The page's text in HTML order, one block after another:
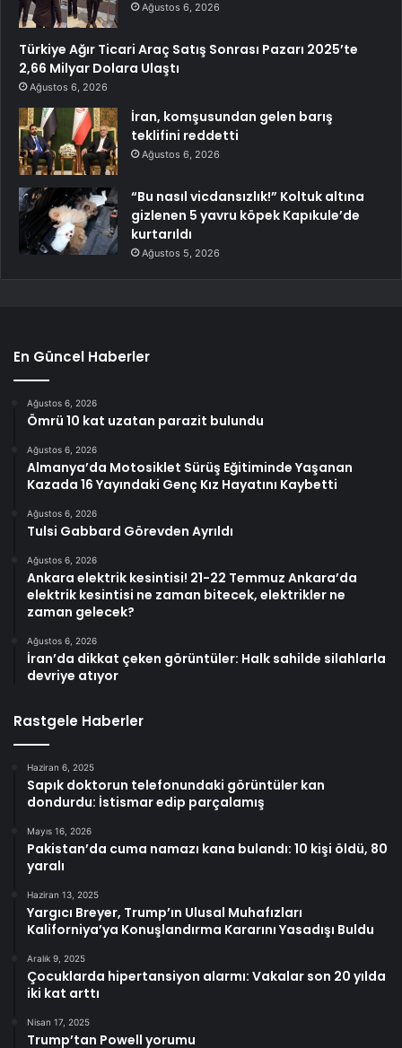
Ağustos 6, 2026
Türkiye Ağır Ticari Araç Satış Sonrası Pazarı 2025’te
2,66 Milyar Dolara Ulaştı
Ağustos 6, 2026
İran, komşusundan gelen barış
teklifini reddetti
Ağustos 6, 2026
“Bu nasıl vicdansızlık!” Koltuk altına
gizlenen 5 yavru köpek Kapıkule’de
kurtarıldı
Ağustos 5, 2026
En Güncel Haberler
Ağustos 6, 2026
Ömrü 10 kat uzatan parazit bulundu
Ağustos 6, 2026
Almanya’da Motosiklet Sürüş Eğitiminde Yaşanan
Kazada 16 Yayındaki Genç Kız Hayatını Kaybetti
Ağustos 6, 2026
Tulsi Gabbard Görevden Ayrıldı
Ağustos 6, 2026
Ankara elektrik kesintisi! 21-22 Temmuz Ankara’da
elektrik kesintisi ne zaman bitecek, elektrikler ne
zaman gelecek?
Ağustos 6, 2026
İran’da dikkat çeken görüntüler: Halk sahilde silahlarla
devriye atıyor
Rastgele Haberler
Haziran 6, 2025
Sapık doktorun telefonundaki görüntüler kan
dondurdu: İstismar edip parçalamış
Mayıs 16, 2026
Pakistan’da cuma namazı kana bulandı: 10 kişi öldü, 80
yaralı
Haziran 13, 2025
Yargıcı Breyer, Trump’ın Ulusal Muhafızları
Kaliforniya’ya Konuşlandırma Kararını Yasadışı Buldu
Aralık 9, 2025
Çocuklarda hipertansiyon alarmı: Vakalar son 20 yılda
iki kat arttı
Nisan 17, 2025
Trump’tan Powell yorumu